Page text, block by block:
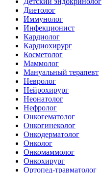
Диетолог
Иммунолог
Инфекционист
Кардиолог
Кардиохирург
Косметолог
Маммолог
Мануальный терапевт
Невролог
Нейрохирург
Неонатолог
Нефролог
Онкогематолог
Онкогинеколог
Онкодерматолог
Онколог
Онкомаммолог
Онкохирург
Ортопед-травматолог